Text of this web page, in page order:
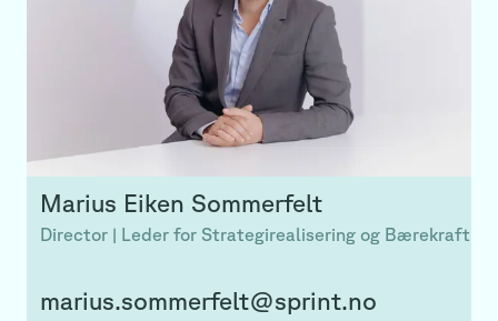
Marius Eiken Sommerfelt
Director | Leder for Strategirealisering og Bærekraft
marius.sommerfelt@sprint.no